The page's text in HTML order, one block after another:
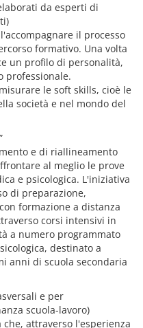
da esperti di
il processo
formativo. Una volta
un profilo di personalità,
professionale.
le soft skills, cioè le
società e nel mondo del
e di riallineamento
al meglio le prove
e psicologica. L'iniziativa
di preparazione,
formazione a distanza
corsi intensivi in
a numero programmato
destinato a
anni di scuola secondaria
e per
scuola-lavoro)
attraverso l'esperienza